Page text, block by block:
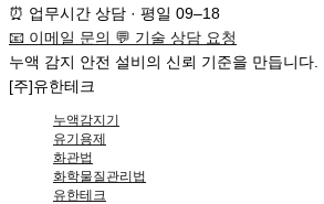
⏰ 업무시간 상담 · 평일 09–18
📧 이메일 문의 💬 기술 상담 요청
누액 감지 안전 설비의 신뢰 기준을 만듭니다.
[주]유한테크
누액감지기
유기용제
화관법
화학물질관리법
유한테크